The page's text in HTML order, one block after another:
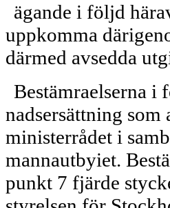
ägande i följd
uppkomma
därmed avsedda
Bestämraelserna i
nadsersättning
ministerrådet i
mannautbyiet.
punkt 7 fjärde